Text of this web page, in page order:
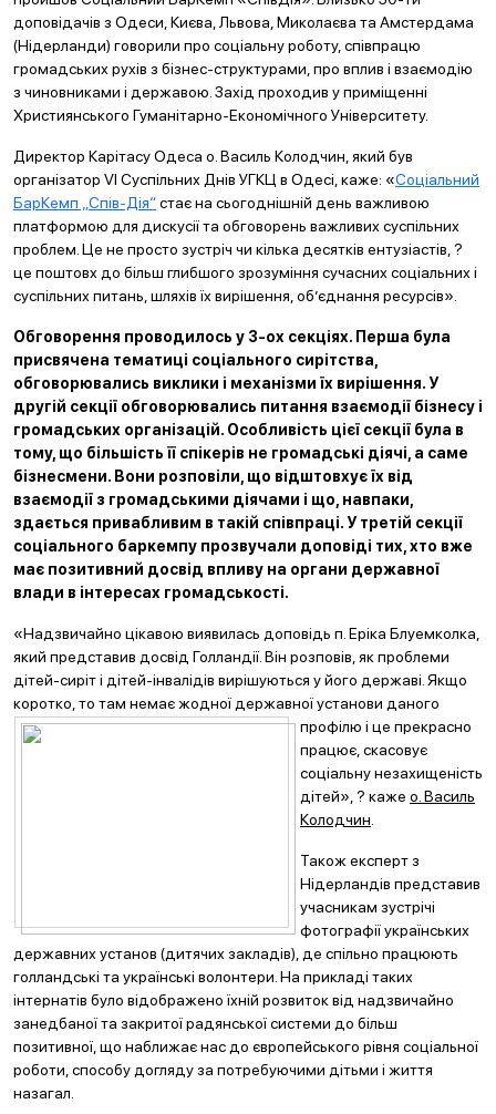
доповідачів з Одеси, Києва, Львова, Миколаєва та Амстердама
(Нідерланди) говорили про соціальну роботу, співпрацю
громадських рухів з бізнес-структурами, про вплив і взаємодію
з чиновниками і державою. Захід проходив у приміщенні
Християнського Гуманітарно-Економічного Університету.
Директор Карітасу Одеса о. Василь Колодчин, який був
організатор VI Суспільних Днів УГКЦ в Одесі, каже: «Соціальний
БарКемп „Спів-Дія“стає на сьогоднішній день важливою
платформою для дискусії та обговорень важливих суспільних
проблем. Це не просто зустріч чи кілька десятків ентузіастів, ?
це поштовх до більш глибшого зрозуміння сучасних соціальних і
суспільних питань, шляхів їх вирішення, об’єднання ресурсів».
Обговорення проводилось у 3-ох секціях. Перша була
присвячена тематиці соціального сирітства,
обговорювались виклики і механізми їх вирішення. У
другій секції обговорювались питання взаємодії бізнесу і
громадських організацій. Особливість цієї секції була в
тому, що більшість її спікерів не громадські діячі, а саме
бізнесмени. Вони розповіли, що відштовхує їх від
взаємодії з громадськими діячами і що, навпаки,
здається привабливим в такій співпраці. У третій секції
соціального баркемпу прозвучали доповіді тих, хто вже
має позитивний досвід впливу на органи державної
влади в інтересах громадськості.
«Надзвичайно цікавою виявилась доповідь п. Еріка Блуемколка,
який представив досвід Голландії. Він розповів, як проблеми
дітей-сиріт і дітей-інвалідів вирішуються у його державі. Якщо
коротко, то там немає жодної державної установи даного
профілю і це прекрасно
працює, скасовує
соціальну незахищеність
дітей», ? каже о. Василь
Колодчин
Також експерт з
Нідерландів представив
учасникам зустрічі
фотографії українських
державних установ (дитячих закладів), де спільно працюють
голландські та українські волонтери. На прикладі таких
інтернатів було відображено їхній розвиток від надзвичайно
занедбаної та закритої радянської системи до більш
позитивної, що наближає нас до європейського рівня соціальної
роботи, способу догляду за потребуючими дітьми і життя
назагал.